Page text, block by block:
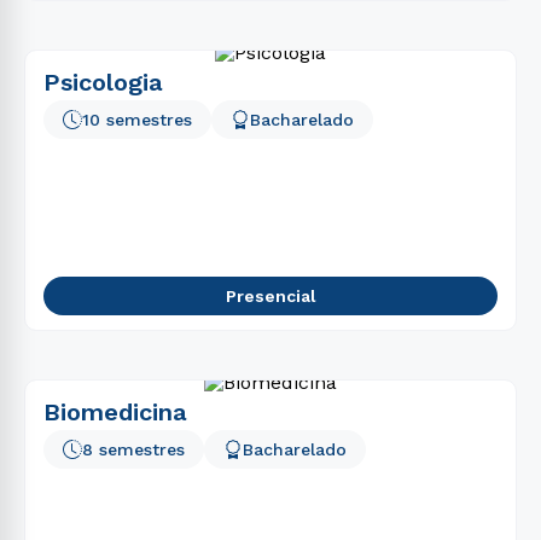
Psicologia
Bacharelado
10 semestres
Presencial
Biomedicina
Bacharelado
8 semestres